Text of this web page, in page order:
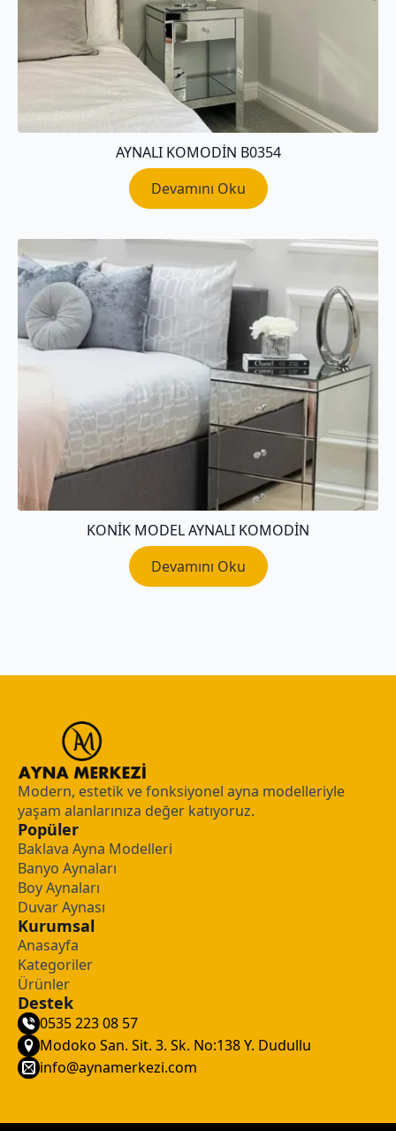
AYNALI KOMODIN B0354
Devamını Oku
KONIK MODEL AYNALI KOMODIN
Devamını Oku
Modern, estetik ve fonksiyonel ayna modelleriyle
yaşam alanlarınıza değer katıyoruz.
Popüler
Baklava Ayna Modelleri
Banyo Aynaları
Boy Aynaları
Duvar Aynası
Kurumsal
Anasayfa
Kategoriler
Ürünler
Destek
0535 223 08 57
Modoko San. Sit. 3. Sk. No:138 Y. Dudullu
info@aynamerkezi.com